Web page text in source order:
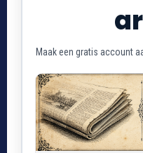
Maak een gratis account